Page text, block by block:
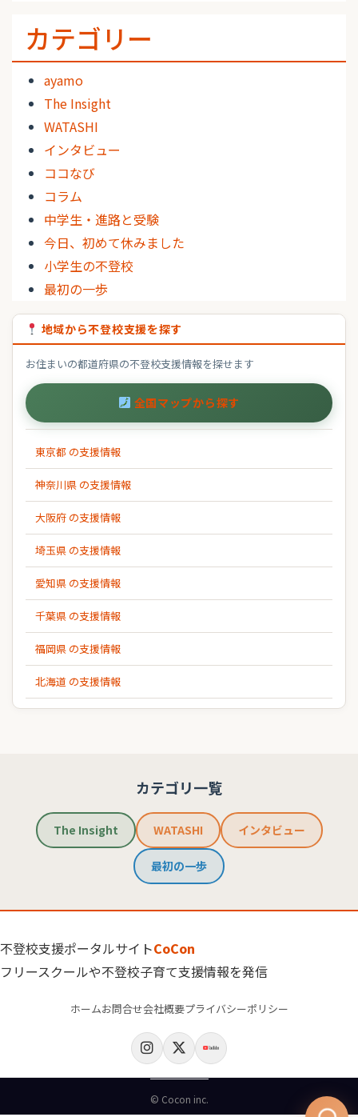
カテゴリー
ayamo
The Insight
WATASHI
インタビュー
ココなび
コラム
中学生・進路と受験
今日、初めて休みました
小学生の不登校
最初の一歩
地域から不登校支援を探す
お住まいの都道府県の不登校支援情報を探せます
全国マップから探す
東京都 の支援情報
神奈川県 の支援情報
大阪府 の支援情報
埼玉県 の支援情報
愛知県 の支援情報
千葉県 の支援情報
福岡県 の支援情報
北海道 の支援情報
カテゴリ一覧
The Insight WATASHI インタビュー
最初の一歩
不登校支援ポータルサイトCoCon
フリースクールや不登校子育て支援情報を発信
ホームお問合せ会社概要プライバシーポリシー
© Cocon inc.